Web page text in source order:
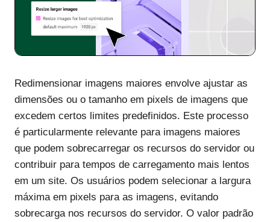
Redimensionar imagens maiores envolve ajustar as
dimensões ou o tamanho em pixels de imagens que
excedem certos limites predefinidos. Este processo
é particularmente relevante para imagens maiores
que podem sobrecarregar os recursos do servidor ou
contribuir para tempos de carregamento mais lentos
em um site. Os usuários podem selecionar a largura
máxima em pixels para as imagens, evitando
sobrecarga nos recursos do servidor. O valor padrão